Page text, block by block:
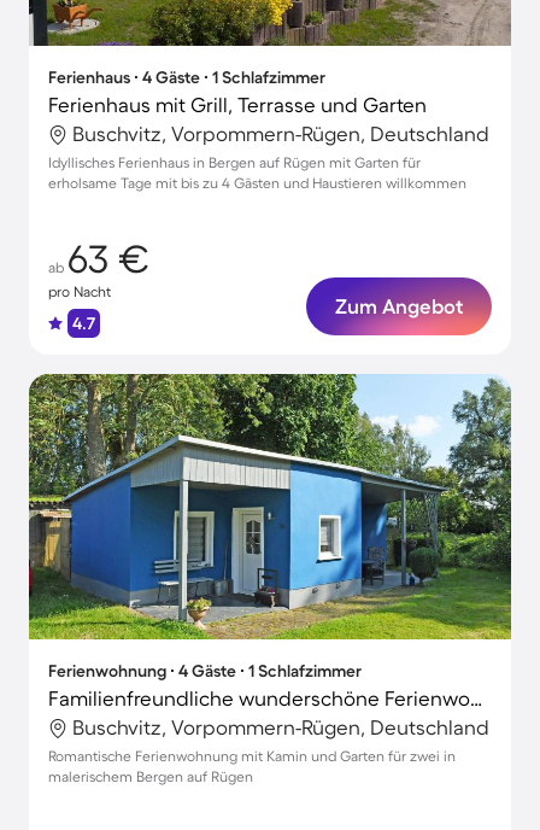
Ferienhaus ∙ 4 Gäste ∙ 1 Schlafzimmer
Ferienhaus mit Grill, Terrasse und Garten
Buschvitz, Vorpommern-Rügen, Deutschland
Idyllisches Ferienhaus in Bergen auf Rügen mit Garten für
erholsame Tage mit bis zu 4 Gästen und Haustieren willkommen
ab 63 €
pro Nacht
4.7
Zum Angebot
Ferienwohnung ∙ 4 Gäste ∙ 1 Schlafzimmer
Familienfreundliche wunderschöne Ferienwohnung mit Terrasse, Grill und Garten
Buschvitz, Vorpommern-Rügen, Deutschland
Romantische Ferienwohnung mit Kamin und Garten für zwei in
malerischem Bergen auf Rügen